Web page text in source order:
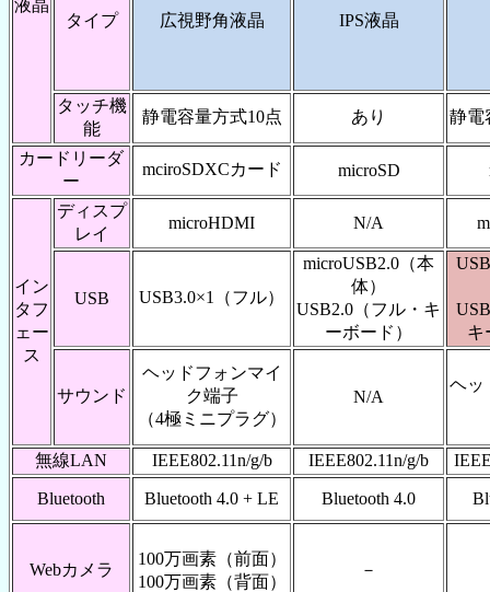
液晶
タイプ 広視野角液晶 IPS液晶
タッチ機
能
静電容量方式10点 あり 静電
カードリーダ
ー
mciroSDXCカード microSD
イン
タフ
ェー
ス
ディスプ
レイ
microHDMI N/A
USB USB3.0×1（フル）
microUSB2.0（本
体）
USB2.0（フル・キ
ーボード）
キ
サウンド
ヘッドフォンマイ
ク端子
（4極ミニプラグ）
N/A
ヘッ
無線LAN IEEE802.11n/g/b IEEE802.11n/g/b
Bluetooth Bluetooth 4.0 + LE Bluetooth 4.0
Webカメラ
100万画素（前面）
100万画素（背面）
－